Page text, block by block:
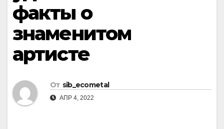
факты о
знаменитом
артисте
От sib_ecometal
АПР 4, 2022